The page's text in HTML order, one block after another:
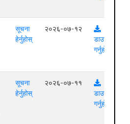
सूचना
हेर्नुहोस्
२०२६-०७-१२
डाउनलोड
गर्नुहोस्
सूचना
हेर्नुहोस्
२०२६-०७-११
डाउनलोड
गर्नुहोस्